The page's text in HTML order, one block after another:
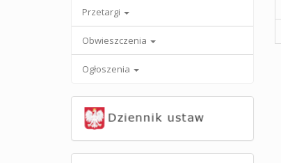
Przetargi
Obwieszczenia
Ogłoszenia